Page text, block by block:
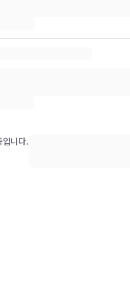
입니다.